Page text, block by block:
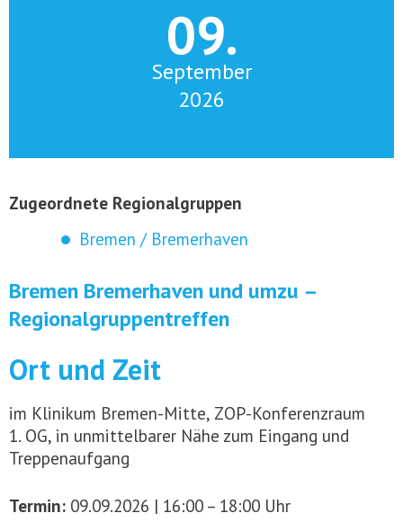
09.
September
2026
Zugeordnete Regionalgruppen
Bremen / Bremerhaven
Bremen Bremerhaven und umzu –
Regionalgruppentreffen
Ort und Zeit
im Klinikum Bremen-Mitte, ZOP-Konferenzraum
1. OG, in unmittelbarer Nähe zum Eingang und
Treppenaufgang
Termin: 09.09.2026 | 16:00 – 18:00 Uhr